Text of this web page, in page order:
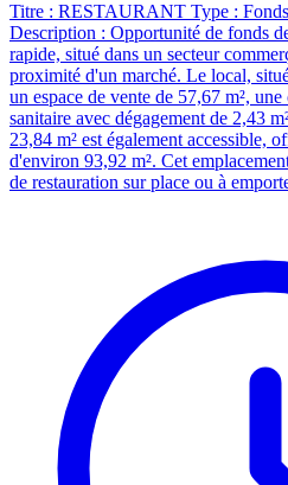
Titre : RESTAURANT Type :
Description : Opportunité de fonds
rapide, situé dans un secteur
proximité d'un marché. Le local,
un espace de vente de 57,67 m²,
sanitaire avec dégagement de 2,43
23,84 m² est également accessible,
d'environ 93,92 m². Cet
de restauration sur place ou à